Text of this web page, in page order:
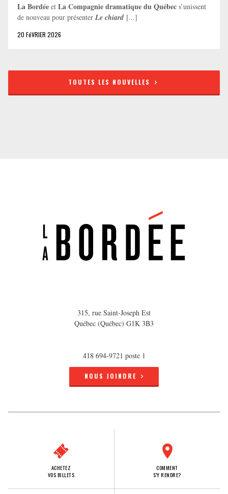
La Bordée et La Compagnie dramatique du Québec s’unissent
de nouveau pour présenter Le chiard [...]
20 FéVRIER 2026
TOUTES LES NOUVELLES
315, rue Saint-Joseph Est
Québec (Québec) G1K 3B3
418 694-9721 poste 1
NOUS JOINDRE
ACHETEZ
VOS BILLETS
COMMENT
S'Y RENDRE?